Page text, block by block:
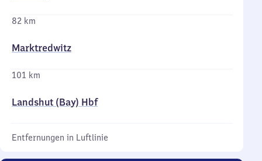
82 km
Marktredwitz
101 km
Landshut (Bay) Hbf
Entfernungen in Luftlinie